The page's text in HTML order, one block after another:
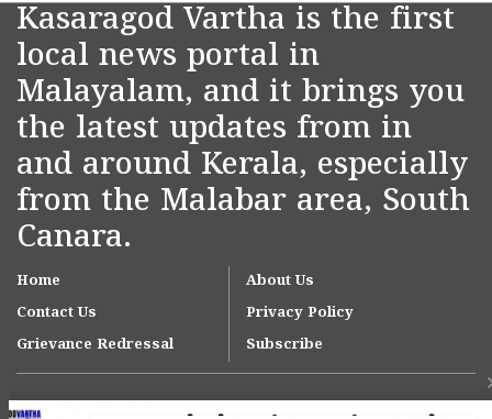
Kasaragod Vartha is the first
local news portal in
Malayalam, and it brings you
the latest updates from in
and around Kerala, especially
from the Malabar area, South
Canara.
Home
About Us
Contact Us
Privacy Policy
Grievance Redressal
Subscribe